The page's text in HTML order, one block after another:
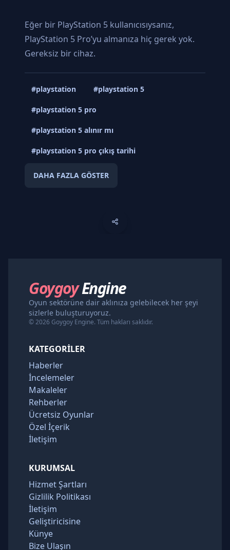
Eğer bir PlayStation 5 kullanıcısıysanız,
PlayStation 5 Pro’yu almanıza hiç gerek yok.
Gereksiz bir cihaz.
#playstation #playstation 5
#playstation 5 pro
#playstation 5 alınır mı
#playstation 5 pro çıkış tarihi
DAHA FAZLA GÖSTER
GoygoyEngine
Oyun sektörüne dair aklınıza gelebilecek her şeyi
sizlerle buluşturuyoruz.
© 2026 Goygoy Engine. Tüm hakları saklıdır.
KATEGORILER
Haberler
İncelemeler
Makaleler
Rehberler
Ücretsiz Oyunlar
Özel İçerik
İletişim
KURUMSAL
Hizmet Şartları
Gizlilik Politikası
İletişim
Geliştiricisine
Künye
Bize Ulaşın